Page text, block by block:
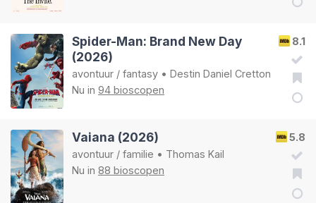
8.1
Spider-Man: Brand New Day
(2026)
avontuur / fantasy • Destin Daniel Cretton
Nu in 94 bioscopen
5.8
Vaiana (2026)
avontuur / familie • Thomas Kail
Nu in 88 bioscopen